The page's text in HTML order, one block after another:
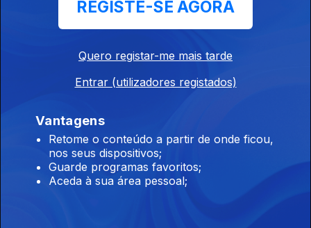
26 mai. 2026
Concerto pela Orquestra Tonhalle de Zurique dirigida por
Música Contemporânea
Ep. 72
25 mai. 2026
March of Lies (Maria Faust). Gravações UER.
REGISTE-SE AGORA
Quero registar-me mais tarde
Entrar (utilizadores registados)
Vantagens
Retome o conteúdo a partir de onde ficou,
nos seus dispositivos;
Guarde programas favoritos;
Aceda à sua área pessoal;